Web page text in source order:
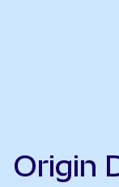
Origin